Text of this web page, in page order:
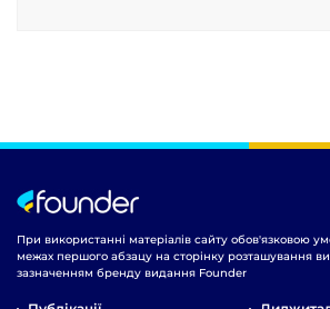
При використанні матеріалів сайту обов'язковою
межах першого абзацу на сторінку розташування
зазначенням бренду видання Founder